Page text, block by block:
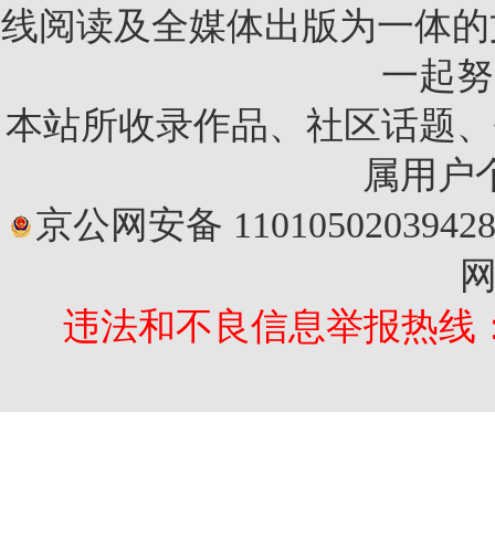
线阅读及全媒体出版为一体
一起
本站所收录作品、社区话题
属用户
京公网安备
违法和不良信息举报热线